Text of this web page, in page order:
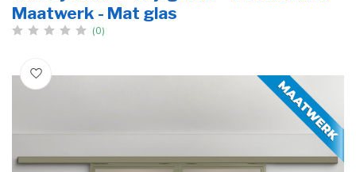
Maatwerk - Mat glas
(0)